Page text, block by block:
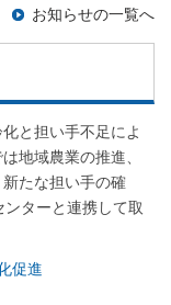
お知らせの一覧へ
と担い手不足によ
地域農業の推進、
たな担い手の確
ターと連携して取
促進